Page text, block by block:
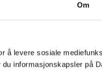
Om
å levere sosiale
informasjonskapsler på
i